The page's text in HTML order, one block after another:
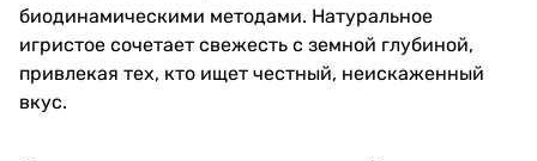
биодинамическими методами. Натуральное
игристое сочетает свежесть с земной глубиной,
привлекая тех, кто ищет честный, неискаженный
вкус.